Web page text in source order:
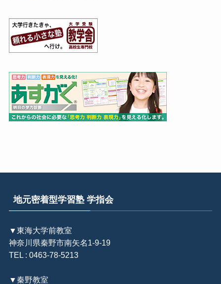
地元密着型学習塾 学指会
▼東海大学前教室
神奈川県秦野市南矢名1-9-19
TEL : 0463-78-5213
▼秦野教室